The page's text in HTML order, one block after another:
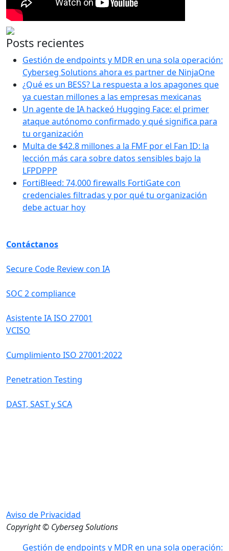
Posts recientes
Gestión de endpoints y MDR en una sola operación:
Cyberseg Solutions ahora es partner de NinjaOne
¿Qué es un BESS? La respuesta a los apagones que
ya cuestan millones a las empresas mexicanas
Un agente de IA hackeó Hugging Face: el primer
ataque autónomo confirmado y qué significa para
tu organización
Multa de $42.8 millones a la FMF por el Fan ID: la
lección más cara sobre datos sensibles bajo la
LFPDPPP
FortiBleed: 74,000 firewalls FortiGate con
credenciales filtradas y por qué tu organización
debe actuar hoy
Contáctanos
Secure Code Review con IA
SOC 2 compliance
Asistente IA ISO 27001
VCISO
Cumplimiento ISO 27001:2022
Penetration Testing
DAST, SAST y SCA
Aviso de Privacidad
Copyright © Cyberseg Solutions
Gestión de endpoints y MDR en una sola operación: